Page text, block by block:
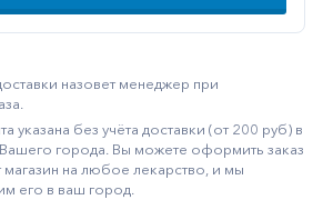
назовет менеджер при
указана без учёта доставки (от 200 руб) в
города. Вы можете оформить заказ
магазин на любое лекарство, и мы
его в ваш город.